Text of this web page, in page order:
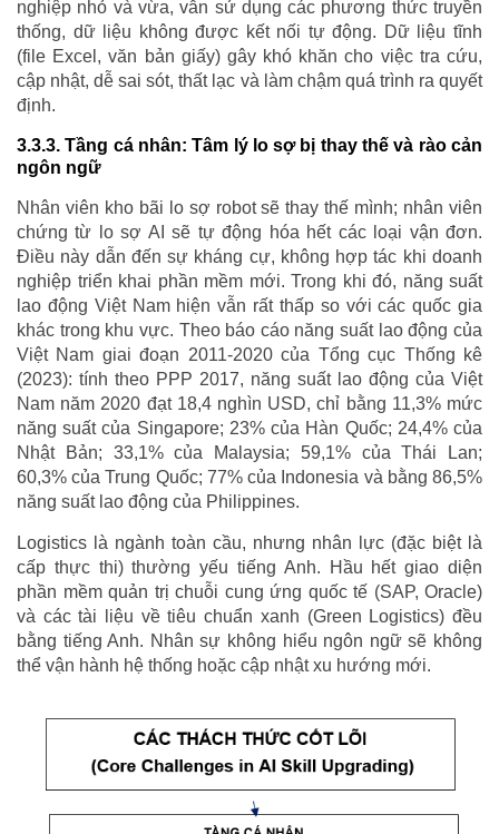
nghiệp nhỏ và vừa, vẫn sử dụng các phương thức truyền
thống, dữ liệu không được kết nối tự động. Dữ liệu tĩnh
(file Excel, văn bản giấy) gây khó khăn cho việc tra cứu,
cập nhật, dễ sai sót, thất lạc và làm chậm quá trình ra quyết
định.
3.3.3. Tầng cá nhân: Tâm lý lo sợ bị thay thế và rào cản
ngôn ngữ
Nhân viên kho bãi lo sợ robot sẽ thay thế mình; nhân viên
chứng từ lo sợ AI sẽ tự động hóa hết các loại vận đơn.
Điều này dẫn đến sự kháng cự, không hợp tác khi doanh
nghiệp triển khai phần mềm mới. Trong khi đó, năng suất
lao động Việt Nam hiện vẫn rất thấp so với các quốc gia
khác trong khu vực. Theo báo cáo năng suất lao động của
Việt Nam giai đoạn 2011-2020 của Tổng cục Thống kê
(2023): tính theo PPP 2017, năng suất lao động của Việt
Nam năm 2020 đạt 18,4 nghìn USD, chỉ bằng 11,3% mức
năng suất của Singapore; 23% của Hàn Quốc; 24,4% của
Nhật Bản; 33,1% của Malaysia; 59,1% của Thái Lan;
60,3% của Trung Quốc; 77% của Indonesia và bằng 86,5%
năng suất lao động của Philippines.
Logistics là ngành toàn cầu, nhưng nhân lực (đặc biệt là
cấp thực thi) thường yếu tiếng Anh. Hầu hết giao diện
phần mềm quản trị chuỗi cung ứng quốc tế (SAP, Oracle)
và các tài liệu về tiêu chuẩn xanh (Green Logistics) đều
bằng tiếng Anh. Nhân sự không hiểu ngôn ngữ sẽ không
thể vận hành hệ thống hoặc cập nhật xu hướng mới.